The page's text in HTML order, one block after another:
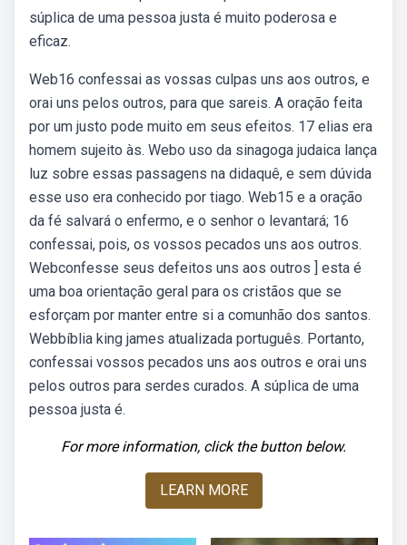
súplica de uma pessoa justa é muito poderosa e
eficaz.
Web16 confessai as vossas culpas uns aos outros, e
orai uns pelos outros, para que sareis. A oração feita
por um justo pode muito em seus efeitos. 17 elias era
homem sujeito às. Webo uso da sinagoga judaica lança
luz sobre essas passagens na didaquê, e sem dúvida
esse uso era conhecido por tiago. Web15 e a oração
da fé salvará o enfermo, e o senhor o levantará; 16
confessai, pois, os vossos pecados uns aos outros.
Webconfesse seus defeitos uns aos outros ] esta é
uma boa orientação geral para os cristãos que se
esforçam por manter entre si a comunhão dos santos.
Webbíblia king james atualizada português. Portanto,
confessai vossos pecados uns aos outros e orai uns
pelos outros para serdes curados. A súplica de uma
pessoa justa é.
For more information, click the button below.
LEARN MORE